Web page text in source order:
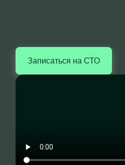
Записаться на СТО